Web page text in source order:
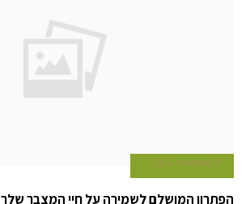
11 באוקטובר 2024
הפתרון המושלם לשמירה על חיי המצבר שלך